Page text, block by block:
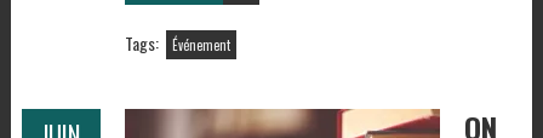
Tags: Événement
ON